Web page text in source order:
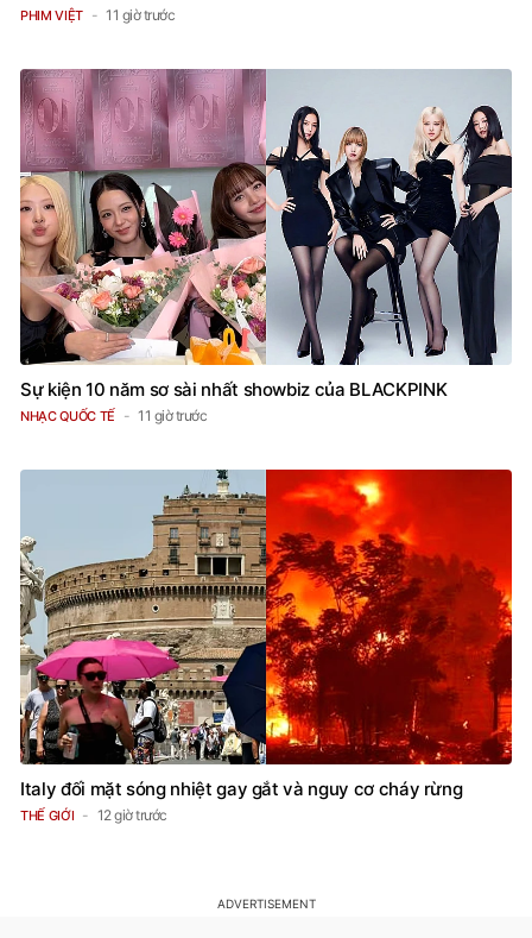
PHIM VIỆT 11 giờ trước
Sự kiện 10 năm sơ sài nhất showbiz của BLACKPINK
NHẠC QUỐC TẾ 11 giờ trước
Italy đối mặt sóng nhiệt gay gắt và nguy cơ cháy rừng
THẾ GIỚI 12 giờ trước